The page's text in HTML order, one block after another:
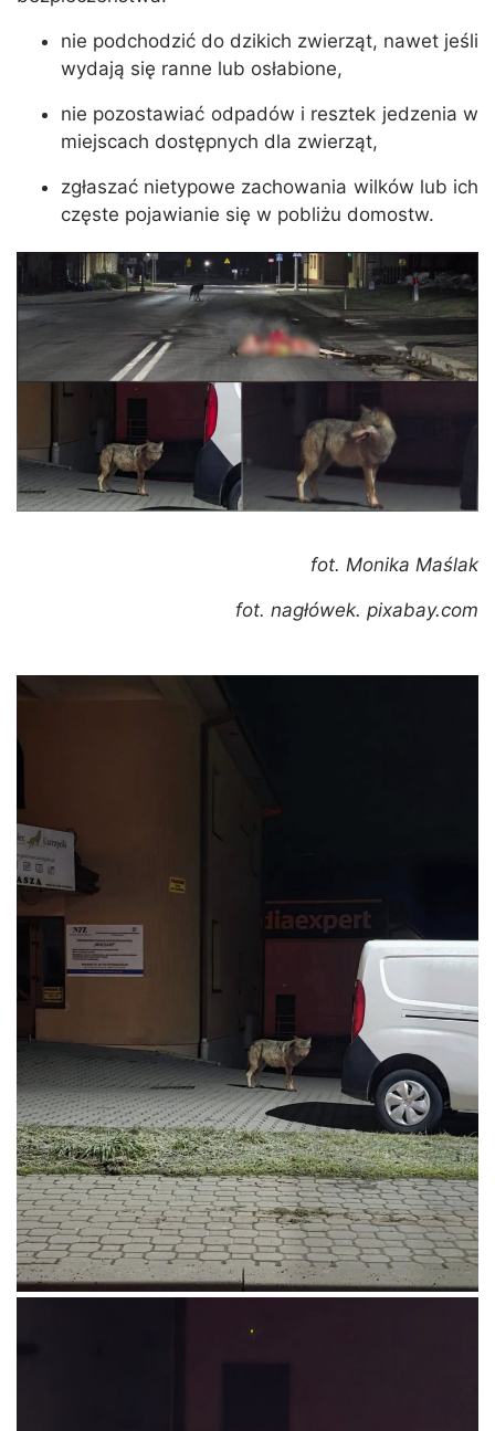
nie podchodzić do dzikich zwierząt, nawet jeśli
wydają się ranne lub osłabione,
nie pozostawiać odpadów i resztek jedzenia w
miejscach dostępnych dla zwierząt,
zgłaszać nietypowe zachowania wilków lub ich
częste pojawianie się w pobliżu domostw.
fot. Monika Maślak
fot. nagłówek. pixabay.com